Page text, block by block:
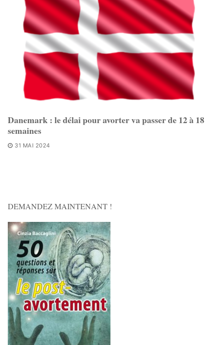
Danemark : le délai pour avorter va passer de 12 à 18
semaines
31 MAI 2024
DEMANDEZ MAINTENANT !